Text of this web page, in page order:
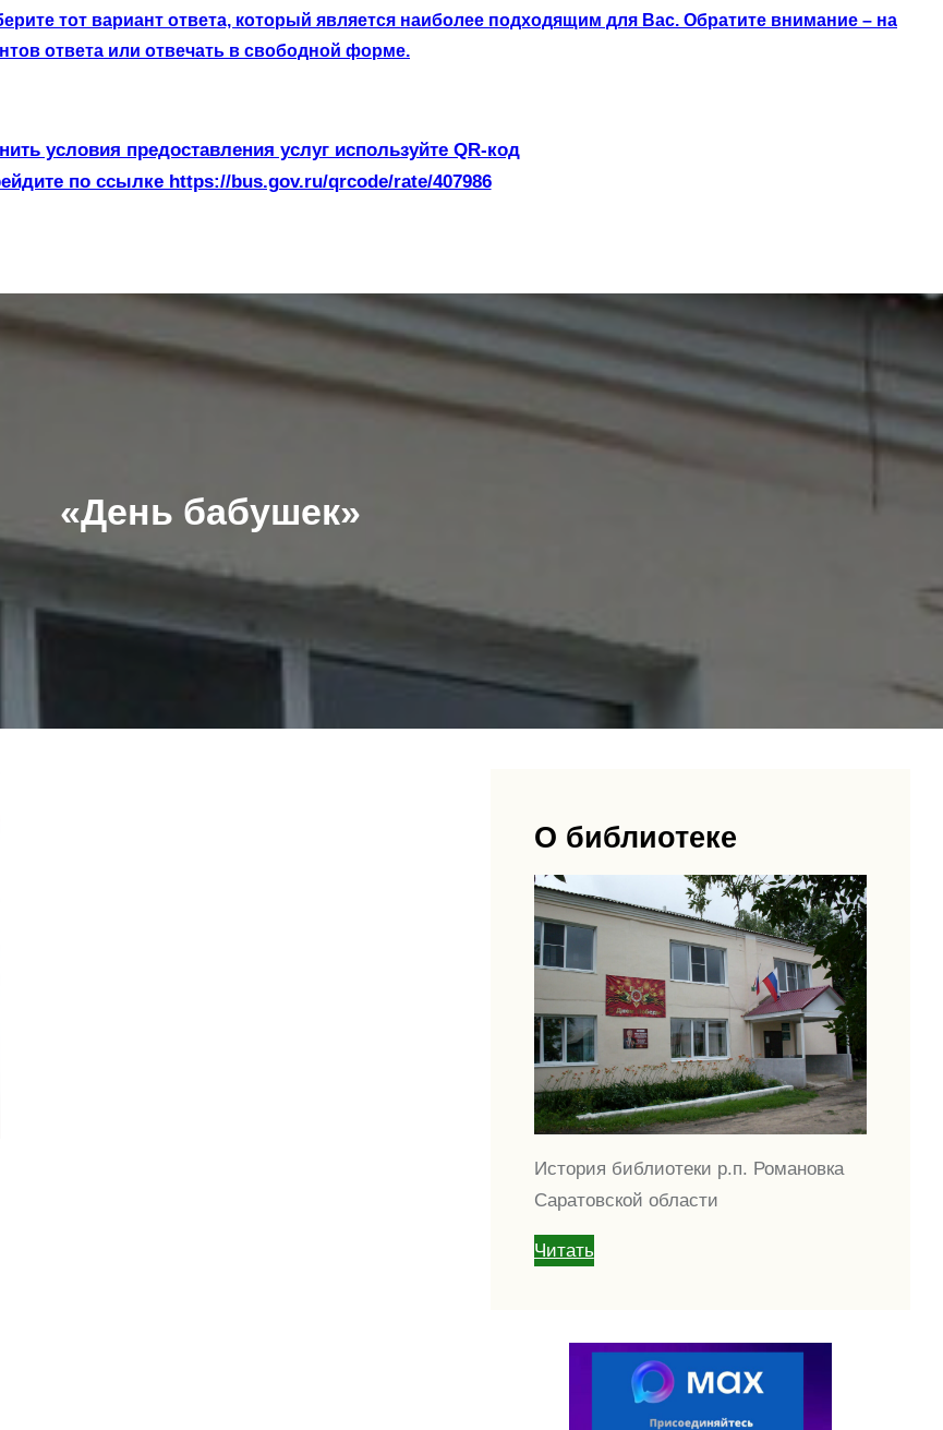
тот вариант ответа, который является наиболее подходящим для Вас. Обратите внимание – на
ответа или отвечать в свободной форме.
условия предоставления услуг используйте QR-код
по ссылке https://bus.gov.ru/qrcode/rate/407986
«День бабушек»
О библиотеке
История библиотеки р.п. Романовка
Саратовской области
Читать